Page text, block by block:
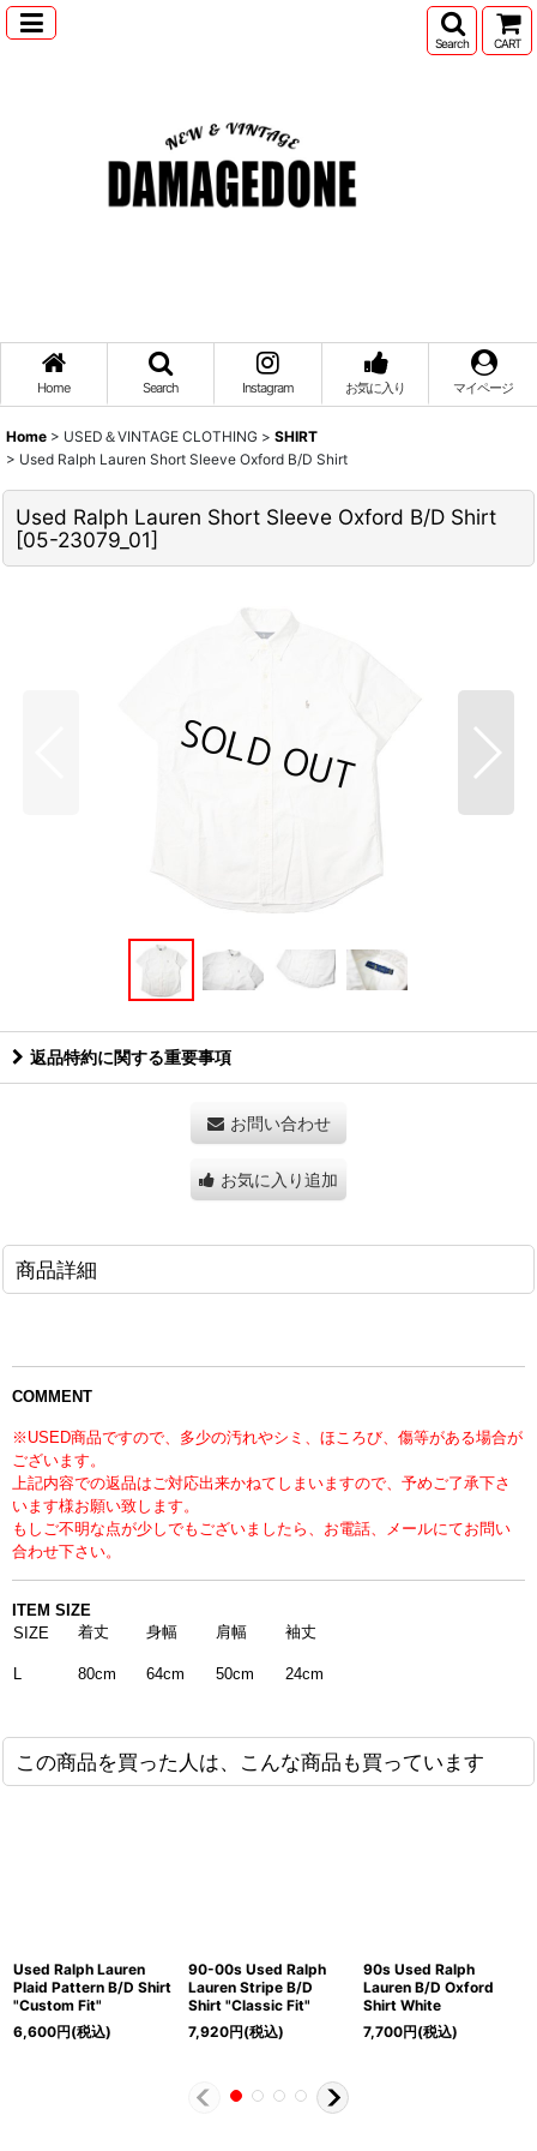
Search CART
Home Search Instagram お気に入り マイページ
Home > USED＆VINTAGE CLOTHING > SHIRT
> Used Ralph Lauren Short Sleeve Oxford B/D Shirt
Used Ralph Lauren Short Sleeve Oxford B/D Shirt
[05-23079_01]
返品特約に関する重要事項
お問い合わせ
お気に入り追加
商品詳細
COMMENT
※USED商品ですので、多少の汚れやシミ、ほころび、傷等がある場合が
ございます。
上記内容での返品はご対応出来かねてしまいますので、予めご了承下さ
います様お願い致します。
もしご不明な点が少しでもございましたら、お電話、メールにてお問い
合わせ下さい。
ITEM SIZE
SIZE
着丈 身幅 肩幅 袖丈
80cm 64cm 50cm 24cm
この商品を買った人は、こんな商品も買っています
Used Ralph Lauren
Plaid Pattern B/D Shirt
"Custom Fit"
6,600円(税込)
90-00s Used Ralph
Lauren Stripe B/D
Shirt "Classic Fit"
7,920円(税込)
90s Used Ralph
Lauren B/D Oxford
Shirt White
7,700円(税込)